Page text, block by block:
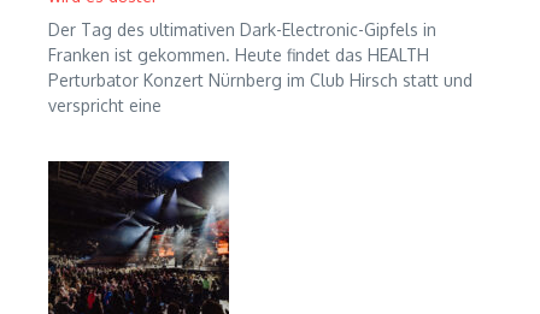
Der Tag des ultimativen Dark-Electronic-Gipfels in
Franken ist gekommen. Heute findet das HEALTH
Perturbator Konzert Nürnberg im Club Hirsch statt und
verspricht eine